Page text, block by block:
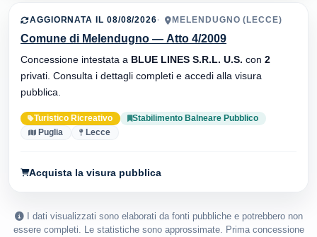
AGGIORNATA IL 08/08/2026 MELENDUGNO (LECCE)
Comune di Melendugno — Atto 4/2009
Concessione intestata a BLUE LINES S.R.L. U.S. con 2
privati. Consulta i dettagli completi e accedi alla visura
pubblica.
Turistico Ricreativo
Stabilimento Balneare Pubblico
Puglia
Lecce
Acquista la visura pubblica
I dati visualizzati sono elaborati da fonti pubbliche e potrebbero non
essere completi. Le statistiche sono approssimate. Prima concessione